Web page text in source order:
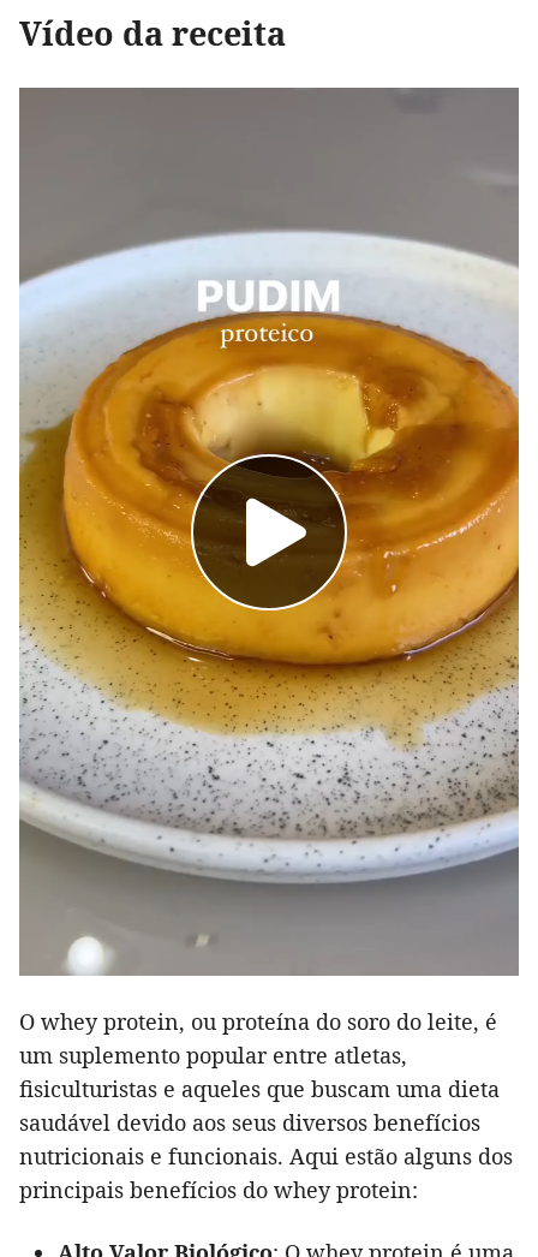
Vídeo da receita
O whey protein, ou proteína do soro do leite, é
um suplemento popular entre atletas,
fisiculturistas e aqueles que buscam uma dieta
saudável devido aos seus diversos benefícios
nutricionais e funcionais. Aqui estão alguns dos
principais benefícios do whey protein: